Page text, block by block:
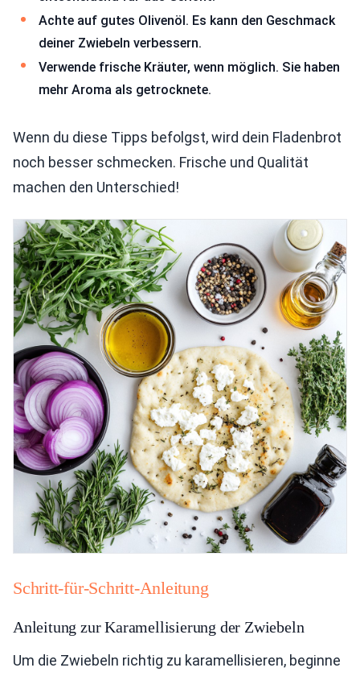
Achte auf gutes Olivenöl. Es kann den Geschmack
deiner Zwiebeln verbessern.
Verwende frische Kräuter, wenn möglich. Sie haben
mehr Aroma als getrocknete.
Wenn du diese Tipps befolgst, wird dein Fladenbrot
noch besser schmecken. Frische und Qualität
machen den Unterschied!
Schritt-für-Schritt-Anleitung
Anleitung zur Karamellisierung der Zwiebeln
Um die Zwiebeln richtig zu karamellisieren, beginne